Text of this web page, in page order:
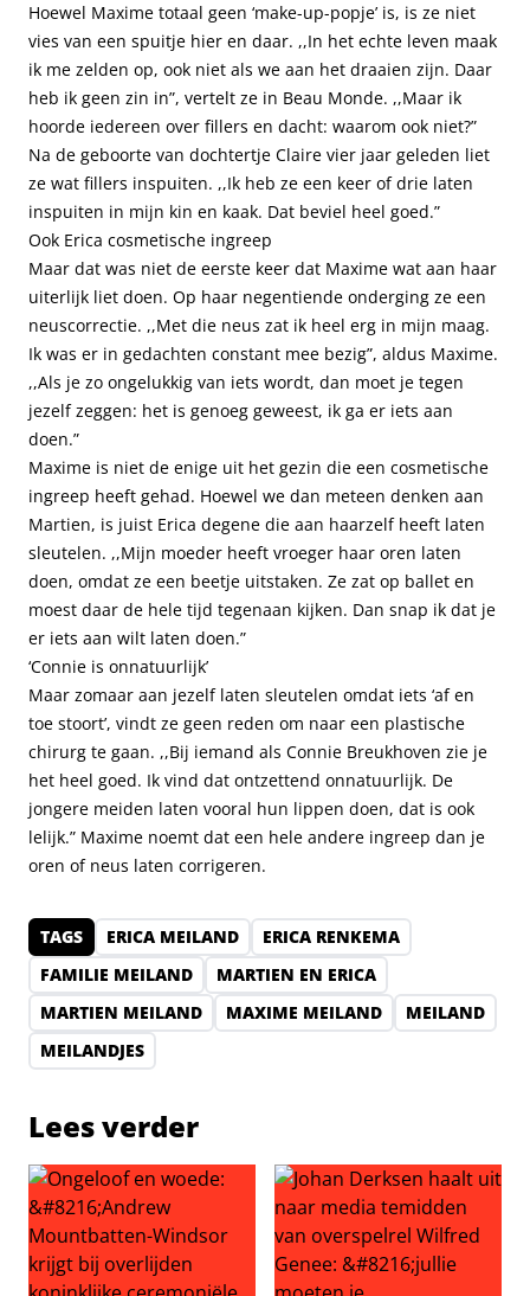
Hoewel Maxime totaal geen ‘make-up-popje’ is, is ze niet
vies van een spuitje hier en daar. ,,In het echte leven maak
ik me zelden op, ook niet als we aan het draaien zijn. Daar
heb ik geen zin in”, vertelt ze in Beau Monde. ,,Maar ik
hoorde iedereen over fillers en dacht: waarom ook niet?”
Na de geboorte van dochtertje Claire vier jaar geleden liet
ze wat fillers inspuiten. ,,Ik heb ze een keer of drie laten
inspuiten in mijn kin en kaak. Dat beviel heel goed.”
Ook Erica cosmetische ingreep
Maar dat was niet de eerste keer dat Maxime wat aan haar
uiterlijk liet doen. Op haar negentiende onderging ze een
neuscorrectie. ,,Met die neus zat ik heel erg in mijn maag.
Ik was er in gedachten constant mee bezig”, aldus Maxime.
,,Als je zo ongelukkig van iets wordt, dan moet je tegen
jezelf zeggen: het is genoeg geweest, ik ga er iets aan
doen.”
Maxime is niet de enige uit het gezin die een cosmetische
ingreep heeft gehad. Hoewel we dan meteen denken aan
Martien, is juist Erica degene die aan haarzelf heeft laten
sleutelen. ,,Mijn moeder heeft vroeger haar oren laten
doen, omdat ze een beetje uitstaken. Ze zat op ballet en
moest daar de hele tijd tegenaan kijken. Dan snap ik dat je
er iets aan wilt laten doen.”
‘Connie is onnatuurlijk’
Maar zomaar aan jezelf laten sleutelen omdat iets ‘af en
toe stoort’, vindt ze geen reden om naar een plastische
chirurg te gaan. ,,Bij iemand als Connie Breukhoven zie je
het heel goed. Ik vind dat ontzettend onnatuurlijk. De
jongere meiden laten vooral hun lippen doen, dat is ook
lelijk.” Maxime noemt dat een hele andere ingreep dan je
oren of neus laten corrigeren.
TAGS ERICA MEILAND
ERICA RENKEMA
FAMILIE MEILAND
MARTIEN EN ERICA
MARTIEN MEILAND
MAXIME MEILAND
MEILAND
MEILANDJES
Lees verder